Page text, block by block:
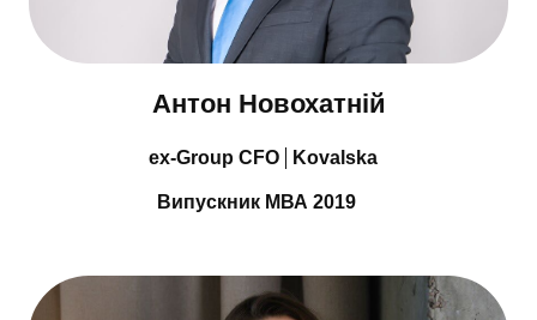
Антон Новохатній
ex-Group CFO Kovalska
Випускник МВА 2019